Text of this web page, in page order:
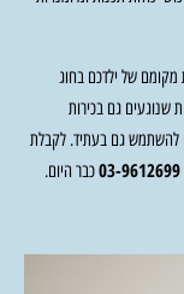
מקומם של ילדכם בחוג
שנוגעים גם בכירות
להשתמש גם בעתיד. לקבלת
03-9612699כבר היום.